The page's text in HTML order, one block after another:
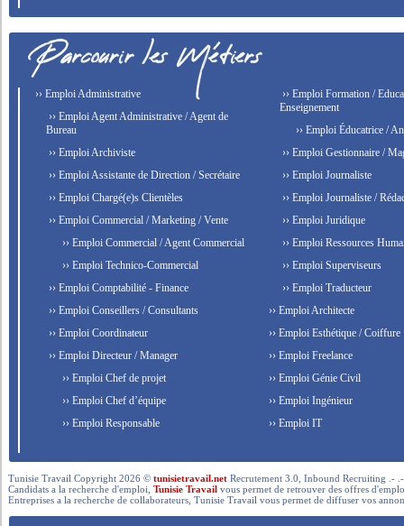
›› Emploi Administrative
›› Emploi Agent Administrative / Agent de
Bureau
›› Emploi Archiviste
›› Emploi Assistante de Direction / Secrétaire
›› Emploi Chargé(e)s Clientèles
›› Emploi Commercial / Marketing / Vente
›› Emploi Commercial / Agent Commercial
›› Emploi Technico-Commercial
›› Emploi Comptabilité - Finance
›› Emploi Conseillers / Consultants
›› Emploi Coordinateur
›› Emploi Directeur / Manager
›› Emploi Chef de projet
›› Emploi Chef d’équipe
›› Emploi Responsable
›› Emploi Formation /
Enseignement
›› Emploi Éducatrice /
›› Emploi Gestionnaire /
›› Emploi Journaliste
›› Emploi Journaliste /
›› Emploi Juridique
›› Emploi Ressources
›› Emploi Superviseurs
›› Emploi Traducteur
›› Emploi Architecte
›› Emploi Esthétique / Coiffure
›› Emploi Freelance
›› Emploi Génie Civil
›› Emploi Ingénieur
›› Emploi IT
Tunisie Travail Copyright 2026 ©tunisietravail.net Recrutement 3.0, Inbound Recruiting .-
Candidats a la recherche d'emploi,Tunisie Travail vous permet de retrouver des offres
Entreprises a la recherche de collaborateurs, Tunisie Travail vous permet de diffuser vos